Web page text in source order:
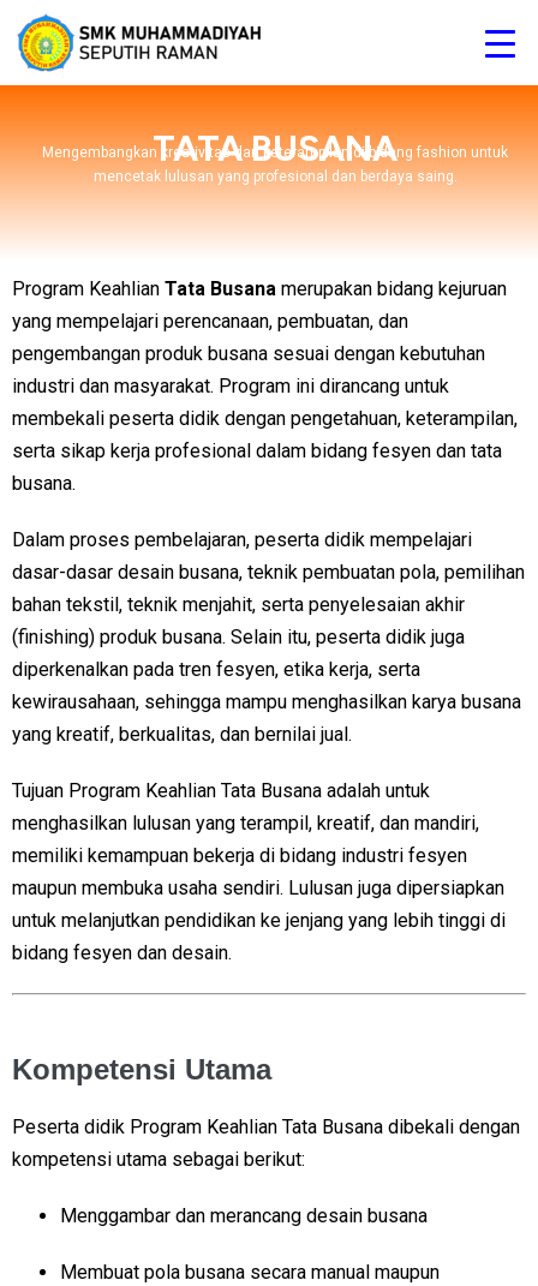
TATA BUSANA
Mengembangkan kreativitas dan keterampilan di bidang fashion untuk
mencetak lulusan yang profesional dan berdaya saing.
Program Keahlian Tata Busana merupakan bidang kejuruan
yang mempelajari perencanaan, pembuatan, dan
pengembangan produk busana sesuai dengan kebutuhan
industri dan masyarakat. Program ini dirancang untuk
membekali peserta didik dengan pengetahuan, keterampilan,
serta sikap kerja profesional dalam bidang fesyen dan tata
busana.
Dalam proses pembelajaran, peserta didik mempelajari
dasar-dasar desain busana, teknik pembuatan pola, pemilihan
bahan tekstil, teknik menjahit, serta penyelesaian akhir
(finishing) produk busana. Selain itu, peserta didik juga
diperkenalkan pada tren fesyen, etika kerja, serta
kewirausahaan, sehingga mampu menghasilkan karya busana
yang kreatif, berkualitas, dan bernilai jual.
Tujuan Program Keahlian Tata Busana adalah untuk
menghasilkan lulusan yang terampil, kreatif, dan mandiri,
memiliki kemampuan bekerja di bidang industri fesyen
maupun membuka usaha sendiri. Lulusan juga dipersiapkan
untuk melanjutkan pendidikan ke jenjang yang lebih tinggi di
bidang fesyen dan desain.
Kompetensi Utama
Peserta didik Program Keahlian Tata Busana dibekali dengan
kompetensi utama sebagai berikut:
Menggambar dan merancang desain busana
Membuat pola busana secara manual maupun